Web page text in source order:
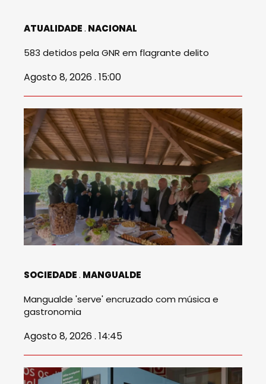
ATUALIDADE NACIONAL
583 detidos pela GNR em flagrante delito
Agosto 8, 2026 . 15:00
SOCIEDADE MANGUALDE
Mangualde 'serve' encruzado com música e
gastronomia
Agosto 8, 2026 . 14:45